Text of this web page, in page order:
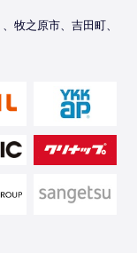
牧之原市、吉田町、